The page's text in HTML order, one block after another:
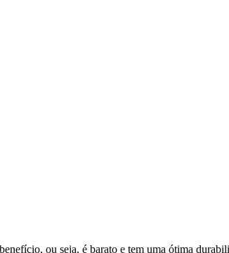
ou seja, é barato e tem uma ótima